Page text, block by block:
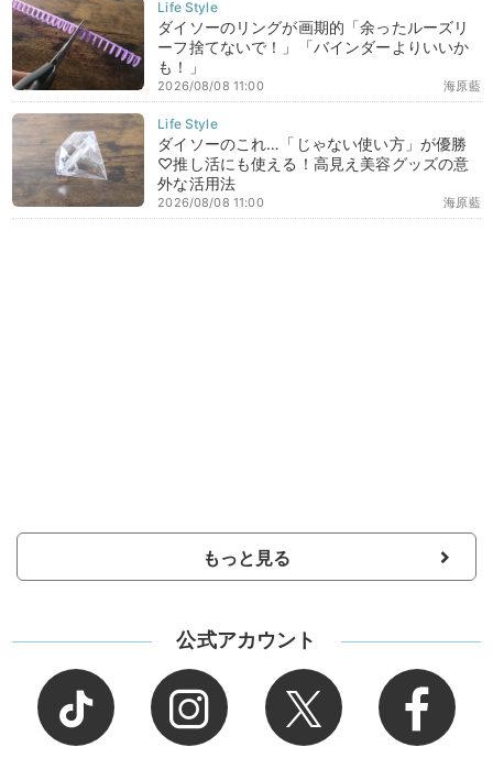
ダイソーのリングが画期的「余ったルーズリ
ーフ捨てないで！」「バインダーよりいいか
も！」
海原藍
2026/08/08 11:00
ダイソーのこれ…「じゃない使い方」が優勝
♡推し活にも使える！高見え美容グッズの意
外な活用法
海原藍
2026/08/08 11:00
もっと見る
公式アカウント